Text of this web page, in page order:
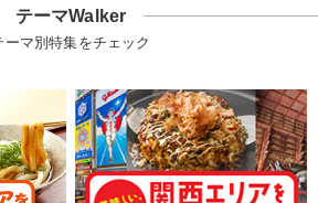
テーマWalker
ーマ別特集をチェック